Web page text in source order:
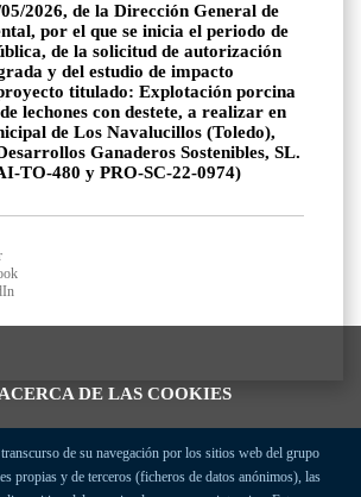
DE LAS COOKIES
de su navegación por los sitios web del grupo
propias y de terceros (ficheros de datos anónimos), las
2026, de la Dirección General de
por el que se inicia el periodo de
de la solicitud de autorización
y del estudio de impacto
titulado: Explotación porcina
lechones con destete, a realizar en
de Los Navalucillos (Toledo),
Ganaderos Sostenibles, SL.
TO-480 y PRO-SC-22-0974)